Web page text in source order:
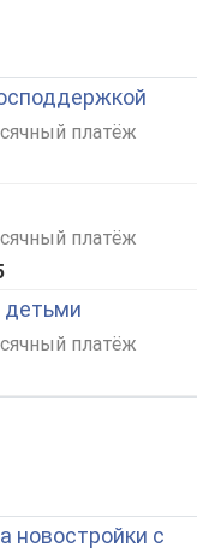
платёж
платёж
детьми
платёж
новостройки с